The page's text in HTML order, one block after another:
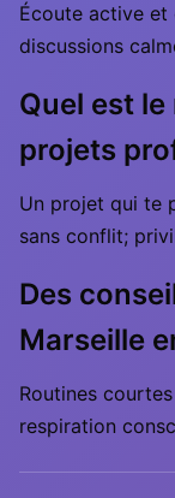
Écoute active et
discussions
Quel est
projets
Un projet qui te
sans conflit;
Des
Marseille
Routines
respiration